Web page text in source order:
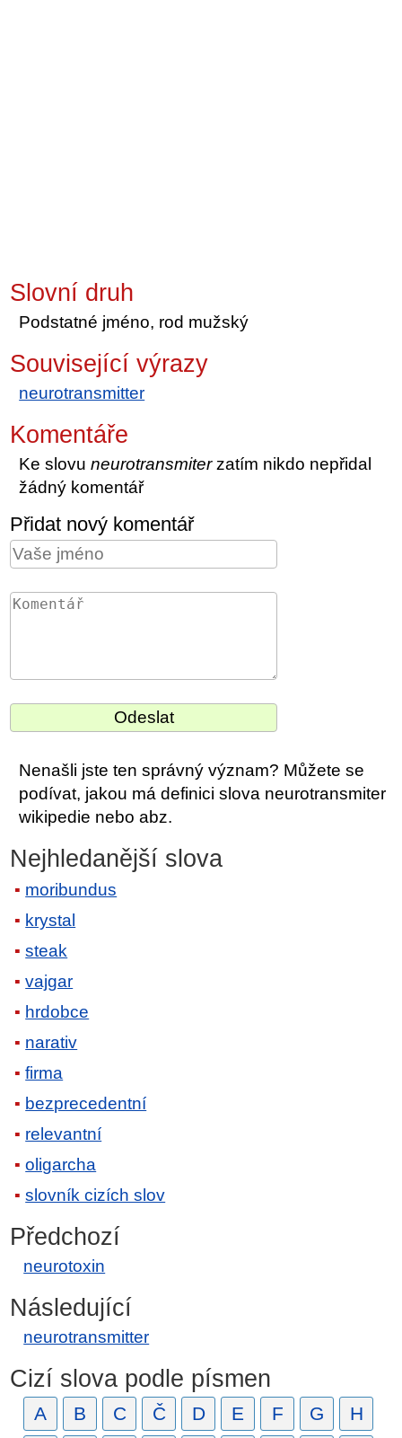
Slovní druh
Podstatné jméno, rod mužský
Související výrazy
neurotransmitter
Komentáře
Ke slovuneurotransmiterzatím nikdo nepřidal
žádný komentář
Přidat nový komentář
Nenašli jste ten správný význam? Můžete se
podívat, jakou má definici slova neurotransmiter
wikipedie nebo abz.
Nejhledanější slova
moribundus
krystal
steak
vajgar
hrdobce
narativ
firma
bezprecedentní
relevantní
oligarcha
slovník cizích slov
Předchozí
neurotoxin
Následující
neurotransmitter
Cizí slova podle písmen
A B C Č D E F G H